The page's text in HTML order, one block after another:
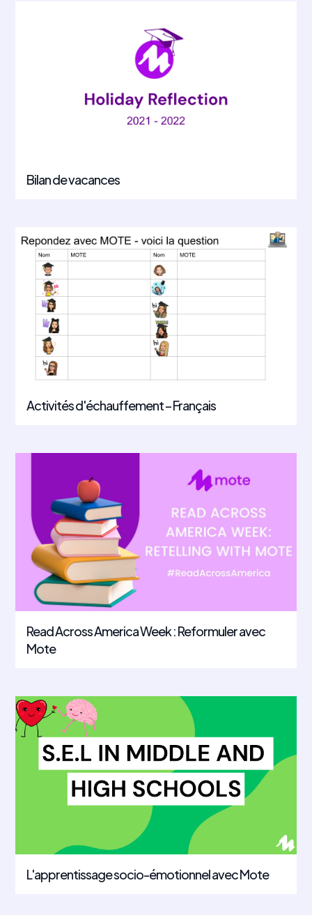
Bilan de vacances
Activités d'échauffement – Français
Read Across America Week : Reformuler avec
Mote
L'apprentissage socio-émotionnel avec Mote